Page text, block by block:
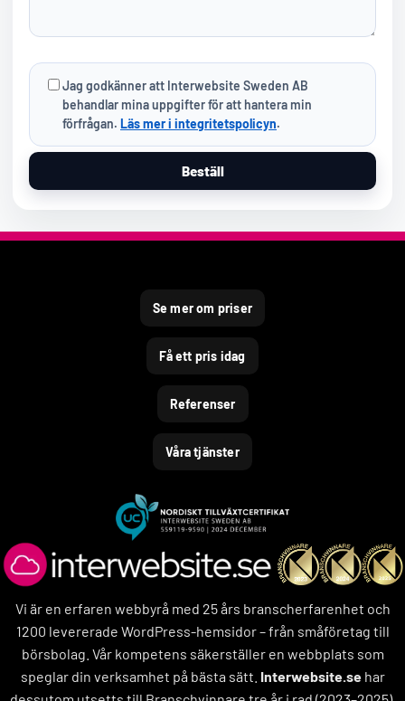
Jag godkänner att Interwebsite Sweden AB
behandlar mina uppgifter för att hantera min
förfrågan. Läs mer i integritetspolicyn.
Beställ
Se mer om priser
Få ett pris idag
Referenser
Våra tjänster
Vi är en erfaren webbyrå med 25 års branscherfarenhet och
1200 levererade WordPress-hemsidor – från småföretag till
börsbolag. Vår kompetens säkerställer en webbplats som
speglar din verksamhet på bästa sätt. Interwebsite.sehar